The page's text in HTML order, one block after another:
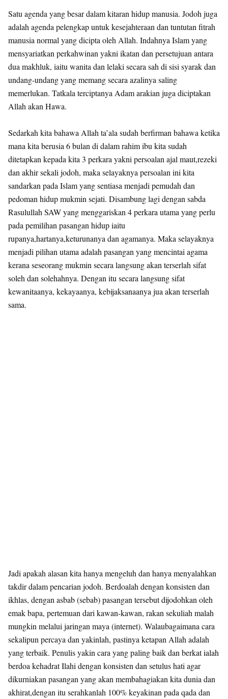
Satu agenda yang besar dalam kitaran hidup manusia. Jodoh juga
adalah agenda pelengkap untuk kesejahteraan dan tuntutan fitrah
manusia normal yang dicipta oleh Allah. Indahnya Islam yang
mensyariatkan perkahwinan yakni ikatan dan persetujuan antara
dua makhluk, iaitu wanita dan lelaki secara sah di sisi syarak dan
undang-undang yang memang secara azalinya saling
memerlukan. Tatkala terciptanya Adam arakian juga diciptakan
Allah akan Hawa.
Sedarkah kita bahawa Allah ta’ala sudah berfirman bahawa ketika
mana kita berusia 6 bulan di dalam rahim ibu kita sudah
ditetapkan kepada kita 3 perkara yakni persoalan ajal maut,rezeki
dan akhir sekali jodoh, maka selayaknya persoalan ini kita
sandarkan pada Islam yang sentiasa menjadi pemudah dan
pedoman hidup mukmin sejati. Disambung lagi dengan sabda
Rasulullah SAW yang menggariskan 4 perkara utama yang perlu
pada pemilihan pasangan hidup iaitu
rupanya,hartanya,keturunanya dan agamanya. Maka selayaknya
menjadi pilihan utama adalah pasangan yang mencintai agama
kerana seseorang mukmin secara langsung akan terserlah sifat
soleh dan solehahnya. Dengan itu secara langsung sifat
kewanitaanya, kekayaanya, kebijaksanaanya jua akan terserlah
sama.
Jadi apakah alasan kita hanya mengeluh dan hanya menyalahkan
takdir dalam pencarian jodoh. Berdoalah dengan konsisten dan
ikhlas, dengan asbab (sebab) pasangan tersebut dijodohkan oleh
emak bapa, pertemuan dari kawan-kawan, rakan sekuliah malah
mungkin melalui jaringan maya (internet). Walaubagaimana cara
sekalipun percaya dan yakinlah, pastinya ketapan Allah adalah
yang terbaik. Penulis yakin cara yang paling baik dan berkat ialah
berdoa kehadrat Ilahi dengan konsisten dan setulus hati agar
dikurniakan pasangan yang akan membahagiakan kita dunia dan
akhirat,dengan itu serahkanlah 100% keyakinan pada qada dan